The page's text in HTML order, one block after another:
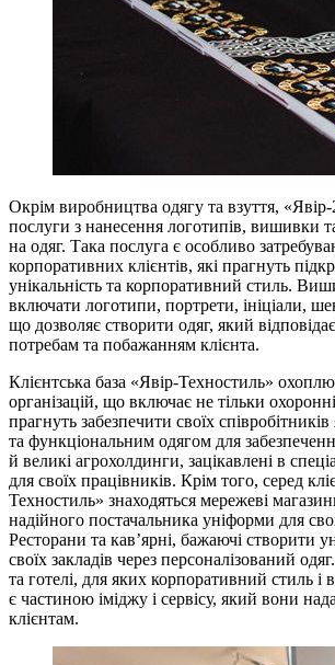
Окрім виробництва одягу та взуття,
послуги з нанесення логотипів, вишивки
на одяг. Така послуга є особливо
корпоративних клієнтів, які прагнуть
унікальність та корпоративний стиль.
включати логотипи, портрети, ініціали,
що дозволяє створити одяг, який
потребам та побажанням клієнта.
Клієнтська база «Явір-Техностиль»
організацій, що включає не тільки охоронні
прагнуть забезпечити своїх
та функціональним одягом для
й великі агрохолдинги, зацікавлені в
для своїх працівників. Крім того, серед
Техностиль» знаходяться мережеві
надійного постачальника уніформи для
Ресторани та кав’ярні, бажаючі створити
своїх закладів через персоналізований
та готелі, для яких корпоративний стиль і
є частиною іміджу і сервісу, який вони
клієнтам.